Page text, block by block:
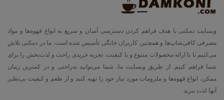
وبسایت دمکنی با هدف فراهم کردن دسترسی آسان و سریع به انواع قهوه‌ها و مواد
مصرفی کافی‌شاپ‌ها و همچنین کاربران خانگی تأسیس شده است. ما در دمکنی تلاش
می‌کنیم تا با ارائه محصولات متنوع و با کیفیت، تجربه خریدی راحت و لذت‌بخش را برای
شما فراهم کنیم. از طریق وبسایت ما، شما می‌توانید به‌راحتی و در کمترین زمان
ممکن، انواع قهوه‌ها و ملزومات مورد نیاز خود را تهیه کنید و از طعم و کیفیت بی‌نظیر
آنها لذت ببرید.